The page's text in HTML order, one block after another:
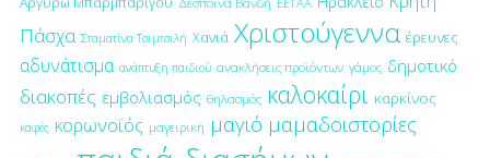
Πάσχα Σταματίνα Τσιμτσιλή Χανιά Χριστούγεννα έρευνες
αδυνάτισμα ανάπτυξη παιδιού ανακλήσεις προϊόντων γάμος δημοτικό
διακοπές εμβολιασμός θηλασμός καλοκαίρι καρκίνος
καφές κορωνοϊός μαγειρική μαγιό μαμαδοιστορίες